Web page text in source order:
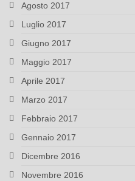
Agosto 2017
Luglio 2017
Giugno 2017
Maggio 2017
Aprile 2017
Marzo 2017
Febbraio 2017
Gennaio 2017
Dicembre 2016
Novembre 2016